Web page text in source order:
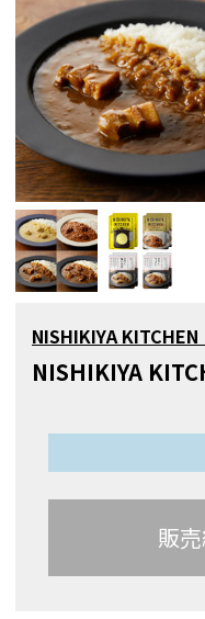
NISHIKIYA KITCHEN
NISHIKIYA
販